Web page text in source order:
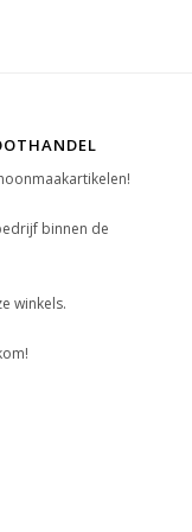
binnen de
winkels.